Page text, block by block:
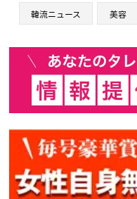
韓流ニュース 美容